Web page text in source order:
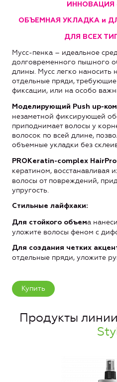
ИННОВАЦИЯ
ОБЪЕМНАЯ УКЛАДКА и
ДЛЯ ВСЕХ
Мусс-пенка – идеальное
долговременного пышного
длины. Мусс легко наносить
отдельные пряди,
фиксации, или на особо
Моделирующий Push up-
незаметной фиксирующей
приподнимает волосы у
волосок по всей длине,
объемные укладки без
PROKeratin-complex
кератином, восстанавливая
волосы от повреждений,
упругость.
Стильные лайфхаки:
Для стойкого объема
уложите волосы феном с
Для создания четких
отдельные пряди, уложите
Купить
Продукты линии